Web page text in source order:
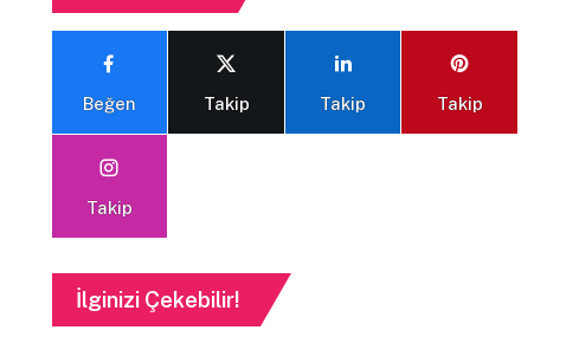
Beğen Takip Takip Takip
Takip
İlginizi Çekebilir!